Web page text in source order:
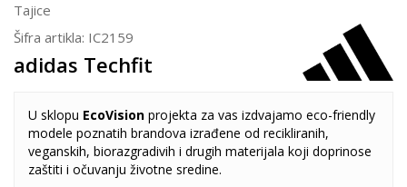
Tajice
Šifra artikla: IC2159
adidas Techfit
U sklopu EcoVision projekta za vas izdvajamo eco-friendly
modele poznatih brandova izrađene od recikliranih,
veganskih, biorazgradivih i drugih materijala koji doprinose
zaštiti i očuvanju životne sredine.